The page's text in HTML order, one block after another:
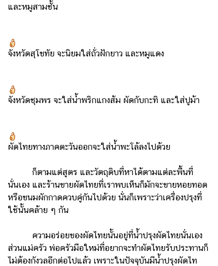
และหมูสามชั้น
จังหวัดสุโขทัย จะนิยมใส่ถั่วฝักยาว และหมูแดง
จังหวัดชุมพร จะใส่น้ำพริกแกงส้ม ผัดกับกะทิ และใส่ปูม้า
ผัดไทยทางภาคตะวันออกจะใส่น้ำพะโล้ลงไปด้วย
ก็ตามแต่สูตร และวัตถุดิบที่หาได้ตามแต่ละพื้นที่
นั่นเอง และร้านขายผัดไทยที่เราพบเห็นก็มักจะขายหอยทอด
หรือขนมผักกาดควบคู่กันไปด้วย นั่นก็เพราะว่าเครื่องปรุงที่
ใช้นั้นคล้าย ๆ กัน
ความอร่อยของผัดไทยนั้นอยู่ที่น้ำปรุงผัดไทยนั่นเอง
ส่วนแม่ครัว พ่อครัวมือใหม่ที่อยากจะทำผัดไทยรับประทานก็
ไม่ต้องกังวลอีกต่อไปแล้ว เพราะในปัจจุบันมีน้ำปรุงผัดไท